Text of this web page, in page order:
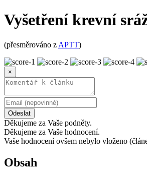
Vyšetření krevní
(přesměrováno z APTT)
×
Odeslat
Děkujeme za Vaše podněty.
Děkujeme za Vaše hodnocení.
Vaše hodnocení ovšem nebylo vloženo
Obsah